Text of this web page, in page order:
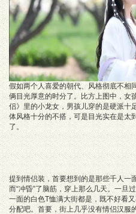
假如两个人喜爱的朝代、风格彻底不相
俩目光厚意的时分了。比方上图中，女
侣》里的小龙女，男孩儿穿的是硬派十
体风格十分的不搭，可是目光实在是太
了。
提到情侣装，首要想到的是那些千人一
而“冲昏”了脑筋，穿上那么几天。一旦
一面的白色T恤满大街都是，既不好看
分配吧。首要，街上几乎没有情侣汉服